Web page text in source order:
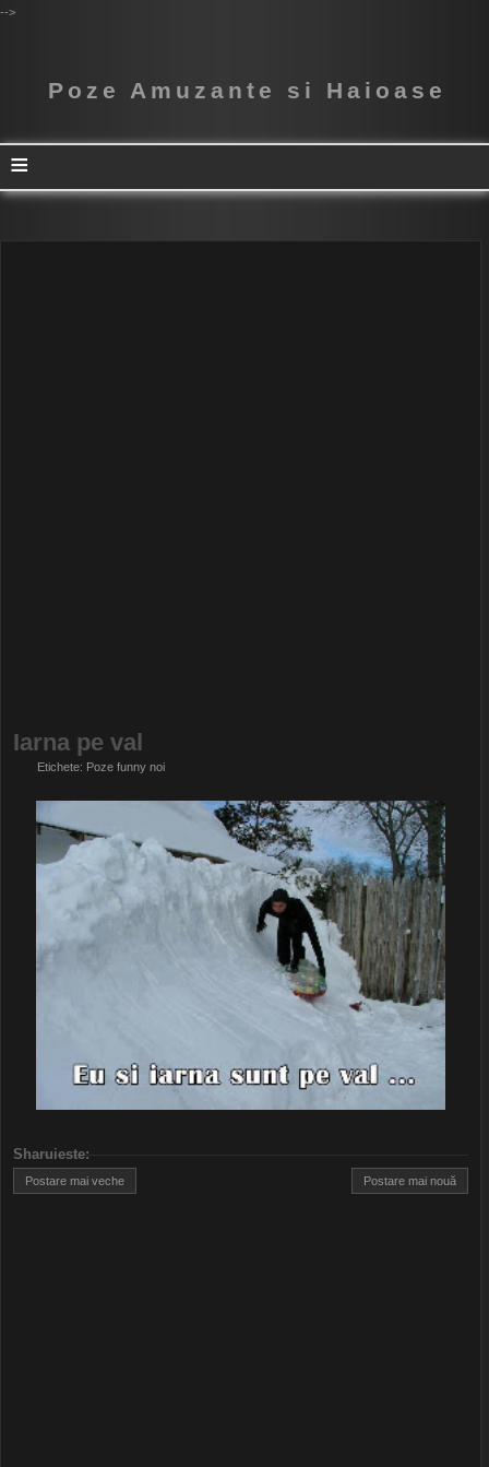
-->
Poze Amuzante si Haioase
≡
Iarna pe val
Etichete: Poze funny noi
Sharuieste:
Postare mai nouă
Postare mai veche